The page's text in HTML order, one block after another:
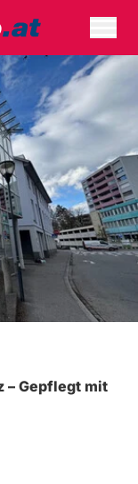
– Gepflegt mit